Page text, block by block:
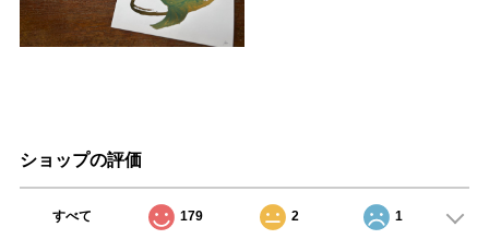
ショップの評価
すべて 179 2 1